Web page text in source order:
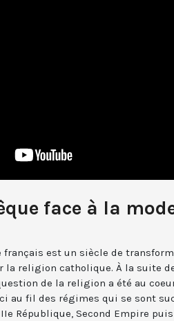
face à la
français est un siècle de
la religion catholique. À la suite
de la religion a été au
au fil des régimes qui se sont
République, Second Empire